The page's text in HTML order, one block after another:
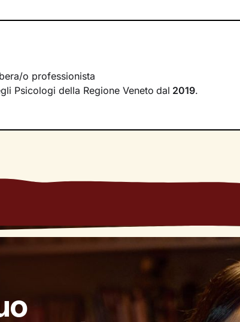
sei ancora pienamente cosciente.
alcune tue qualità che erano rimaste in
o professionista
Psicologi della Regione Veneto dal 2019.